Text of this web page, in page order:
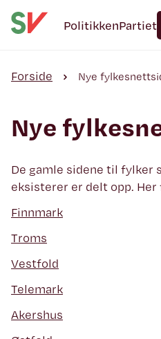
PolitikkenPartiet
Forside Nye
Nye
De gamle sidene til fylker
eksisterer er delt opp.
Finnmark
Troms
Vestfold
Telemark
Akershus